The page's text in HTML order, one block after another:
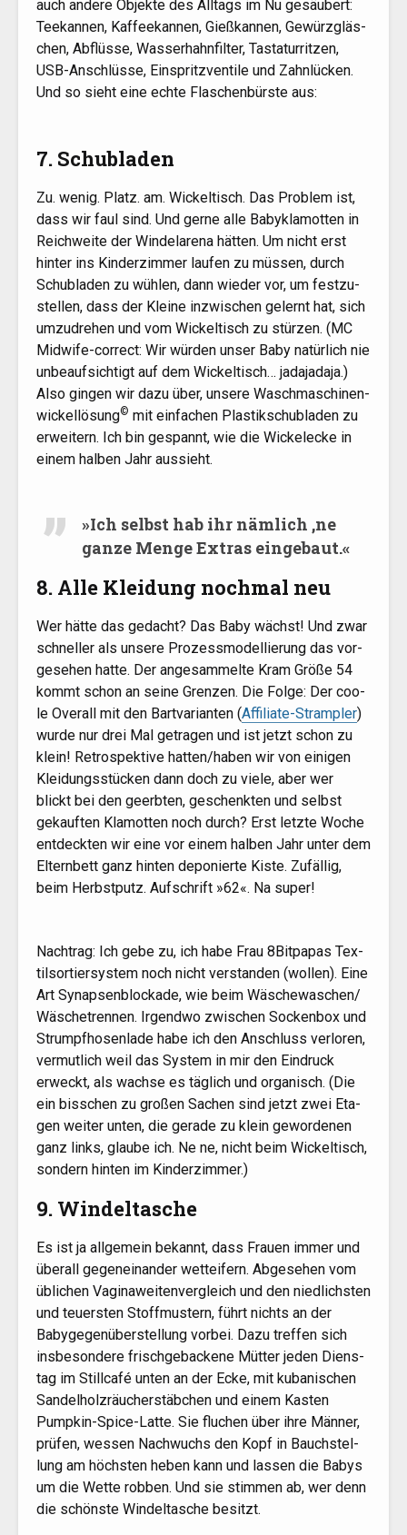
auch ande­re Objek­te des All­tags im Nu gesäu­bert:
Tee­kan­nen, Kaf­fee­kan­nen, Gieß­kan­nen, Gewürz­gläs­
chen, Abflüs­se, Was­ser­hahn­fil­ter, Tas­ta­tur­rit­zen,
USB-Anschlüs­se, Ein­spritz­ven­ti­le und Zahn­lü­cken.
Und so sieht eine ech­te Fla­schen­bürs­te aus:
7. Schubladen
Zu. wenig. Platz. am. Wickel­tisch. Das Pro­blem ist,
dass wir faul sind. Und ger­ne alle Baby­kla­mot­ten in
Reich­wei­te der Win­del­are­na hät­ten. Um nicht erst
hin­ter ins Kin­der­zim­mer lau­fen zu müs­sen, durch
Schub­la­den zu wüh­len, dann wie­der vor, um fest­zu­
stel­len, dass der Klei­ne inzwi­schen gelernt hat, sich
umzu­dre­hen und vom Wickel­tisch zu stür­zen. (MC
Mid­wi­fe-cor­rect: Wir wür­den unser Baby natür­lich nie
unbe­auf­sich­tigt auf dem Wickel­tisch… jada­ja­da­ja.)
Also gin­gen wir dazu über, unse­re Wasch­ma­schi­nen­
wi­ckel­lö­sung© mit ein­fa­chen Plas­tik­schub­la­den zu
erwei­tern. Ich bin gespannt, wie die Wickelecke in
einem hal­ben Jahr aussieht.
»Ich selbst hab ihr näm­lich ‚ne
gan­ze Men­ge Extras eingebaut.«
8. Alle Kleidung nochmal neu
Wer hät­te das gedacht? Das Baby wächst! Und zwar
schnel­ler als unse­re Pro­zess­mo­del­lie­rung das vor­
ge­se­hen hat­te. Der ange­sam­mel­te Kram Grö­ße 54
kommt schon an sei­ne Gren­zen. Die Fol­ge: Der coo­
le Over­all mit den Bart­va­ri­an­ten (Affi­lia­te-Stramp­ler)
wur­de nur drei Mal getra­gen und ist jetzt schon zu
klein! Retro­spek­ti­ve hatten/​haben wir von eini­gen
Klei­dungs­stü­cken dann doch zu vie­le, aber wer
blickt bei den geerb­ten, geschenk­ten und selbst
gekauf­ten Kla­mot­ten noch durch? Erst letz­te Woche
ent­deck­ten wir eine vor einem hal­ben Jahr unter dem
Eltern­bett ganz hin­ten depo­nier­te Kis­te. Zufäl­lig,
beim Herbst­putz. Auf­schrift »62«. Na super!
Nach­trag: Ich gebe zu, ich habe Frau 8Bitpapas Tex­
til­sor­tier­sys­tem noch nicht ver­stan­den (wol­len). Eine
Art Syn­ap­sen­blo­cka­de, wie beim Wäschewaschen/​
Wäschetrennen. Irgend­wo zwi­schen Socken­box und
Strumpf­ho­sen­la­de habe ich den Anschluss ver­lo­ren,
ver­mut­lich weil das Sys­tem in mir den Ein­druck
erweckt, als wach­se es täg­lich und orga­nisch. (Die
ein biss­chen zu gro­ßen Sachen sind jetzt zwei Eta­
gen wei­ter unten, die gera­de zu klein gewor­de­nen
ganz links, glau­be ich. Ne ne, nicht beim Wickel­tisch,
son­dern hin­ten im Kinderzimmer.)
9. Windeltasche
Es ist ja all­ge­mein bekannt, dass Frau­en immer und
über­all gegen­ein­an­der wett­ei­fern. Abge­se­hen vom
übli­chen Vagi­na­wei­ten­ver­gleich und den nied­lichs­ten
und teu­ers­ten Stoff­mus­tern, führt nichts an der
Baby­ge­gen­über­stel­lung vor­bei. Dazu tref­fen sich
ins­be­son­de­re frisch­ge­ba­cke­ne Müt­ter jeden Diens­
tag im Still­ca­fé unten an der Ecke, mit kuba­ni­schen
San­del­holz­räu­cher­stäb­chen und einem Kas­ten
Pump­kin-Spi­ce-Lat­te. Sie flu­chen über ihre Män­ner,
prü­fen, wes­sen Nach­wuchs den Kopf in Bauch­stel­
lung am höchs­ten heben kann und las­sen die Babys
um die Wet­te rob­ben. Und sie stim­men ab, wer denn
die schöns­te Win­del­ta­sche besitzt.